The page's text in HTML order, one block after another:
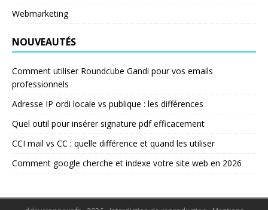
Webmarketing
NOUVEAUTÉS
Comment utiliser Roundcube Gandi pour vos emails
professionnels
Adresse IP ordi locale vs publique : les différences
Quel outil pour insérer signature pdf efficacement
CCI mail vs CC : quelle différence et quand les utiliser
Comment google cherche et indexe votre site web en 2026